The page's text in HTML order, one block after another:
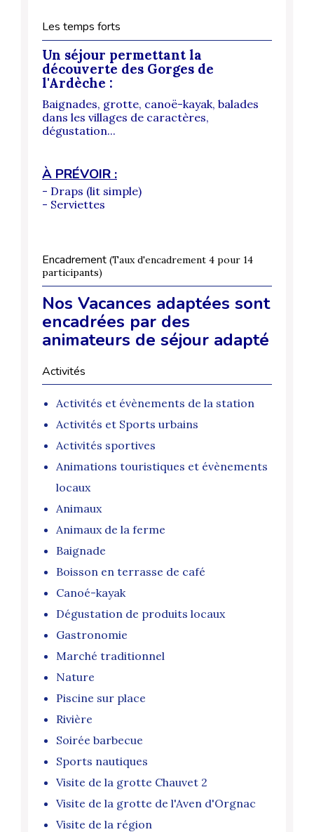
Les temps forts
Un séjour permettant la
découverte des Gorges de
l'Ardèche :
Baignades, grotte, canoë-kayak, balades
dans les villages de caractères,
dégustation...
À PRÉVOIR :
- Draps (lit simple)
- Serviettes
Encadrement (Taux d'encadrement 4 pour 14
participants)
Nos Vacances adaptées sont
encadrées par des
animateurs de séjour adapté
Activités
Activités et évènements de la station
Activités et Sports urbains
Activités sportives
Animations touristiques et évènements
locaux
Animaux
Animaux de la ferme
Baignade
Boisson en terrasse de café
Canoé-kayak
Dégustation de produits locaux
Gastronomie
Marché traditionnel
Nature
Piscine sur place
Rivière
Soirée barbecue
Sports nautiques
Visite de la grotte Chauvet 2
Visite de la grotte de l'Aven d'Orgnac
Visite de la région